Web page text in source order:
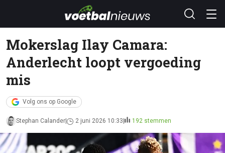
Mokerslag Ilay Camara:
Anderlecht loopt vergoeding
mis
Volg ons op Google
Stephan Calander 2 juni 2026 10:33 192 stemmen